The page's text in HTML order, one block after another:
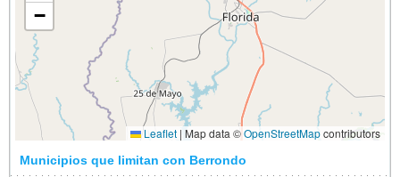
−
Leaflet | Map data ©OpenStreetMapcontributors
Municipios que limitan con Berrondo